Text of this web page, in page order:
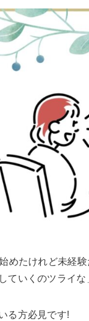
めたけれど未経
ていくのツライな
る方必見です!